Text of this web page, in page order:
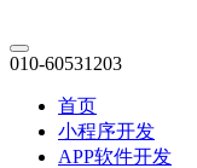
010-60531203
首页
小程序开发
APP软件开发